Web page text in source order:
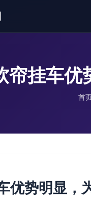
帘挂车优
首
优势明显，